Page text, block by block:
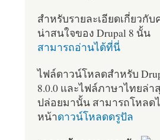
สำหรับรายละเอียดเกี่ยวกับ
น่าสนใจของ Drupal 8 นั้น
สามารถอ่านได้ที่นี่
ไฟล์ดาวน์โหลดสำหรับ
8.0.0 และไฟล์ภาษาไทยล่า
ปล่อยมานั้น สามารถโหลด
หน้าดาวน์โหลดดรูปัล